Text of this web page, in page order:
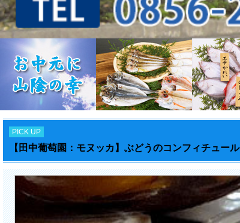
PICK UP
【田中葡萄園：モヌッカ】ぶどうのコンフィチュール